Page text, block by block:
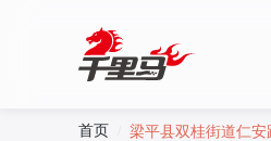
首页 梁平县双桂街道仁安